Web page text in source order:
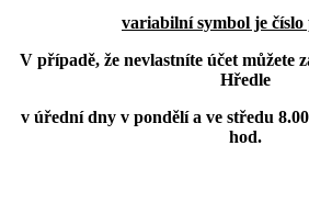
variabilní symbol je číslo
V případě, že nevlastníte účet můžete
Hředle
v úřední dny v pondělí a ve středu 8.00
hod.